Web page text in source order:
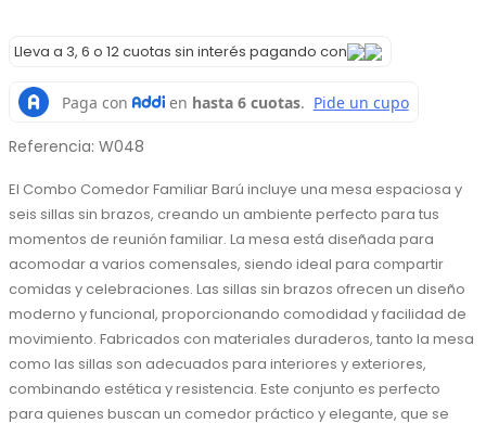
Lleva a 3, 6 o 12 cuotas sin interés pagando con
Referencia: W048
El Combo Comedor Familiar Barú incluye una mesa espaciosa y
seis sillas sin brazos, creando un ambiente perfecto para tus
momentos de reunión familiar. La mesa está diseñada para
acomodar a varios comensales, siendo ideal para compartir
comidas y celebraciones. Las sillas sin brazos ofrecen un diseño
moderno y funcional, proporcionando comodidad y facilidad de
movimiento. Fabricados con materiales duraderos, tanto la mesa
como las sillas son adecuados para interiores y exteriores,
combinando estética y resistencia. Este conjunto es perfecto
para quienes buscan un comedor práctico y elegante, que se